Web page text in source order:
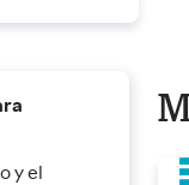
y el